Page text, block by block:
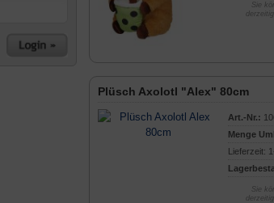
Sie
Plüsch Axolotl "Alex" 80cm
Art.-Nr.:
Menge
Lieferzeit:
Sie